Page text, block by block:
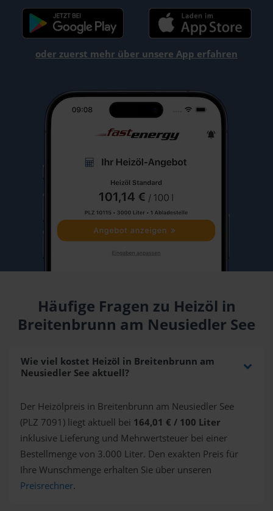
oder zuerst mehr über unsere App erfahren
Häufige Fragen zu Heizöl in
Breitenbrunn am Neusiedler See
Wie viel kostet Heizöl in Breitenbrunn am
Neusiedler See aktuell?
Der Heizölpreis in Breitenbrunn am Neusiedler See
(PLZ 7091) liegt aktuell bei 164,01 € / 100 Liter
inklusive Lieferung und Mehrwertsteuer bei einer
Bestellmenge von 3.000 Liter. Den exakten Preis für
Ihre Wunschmenge erhalten Sie über unseren
Preisrechner.